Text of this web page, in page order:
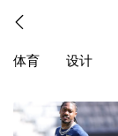
体育 设计